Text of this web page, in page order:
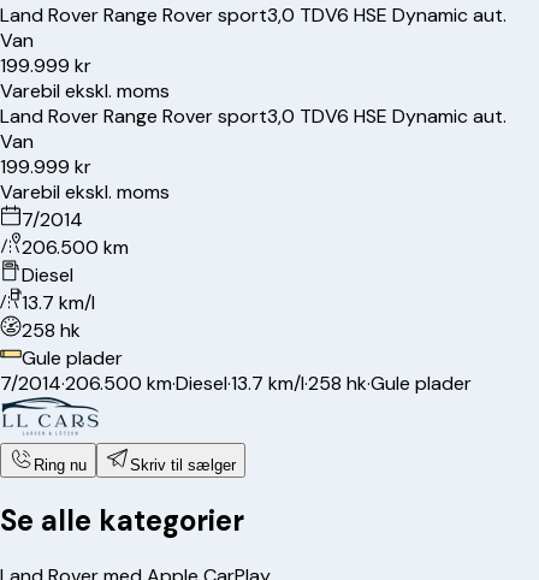
Land RoverRange Rover sport3,0 TDV6 HSE Dynamic aut.
Van
199.999 kr
Varebil ekskl. moms
Land RoverRange Rover sport3,0 TDV6 HSE Dynamic aut.
Van
199.999 kr
Varebil ekskl. moms
7/2014
206.500 km
Diesel
13.7 km/l
258 hk
Gule plader
7/2014·206.500 km·Diesel·13.7 km/l·258 hk·Gule plader
Ring nu Skriv til sælger
Se alle kategorier